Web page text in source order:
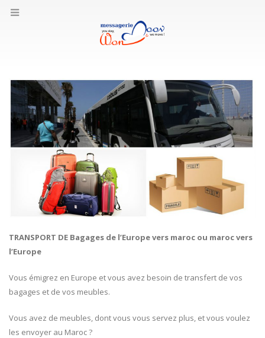
TRANSPORT DE Bagages de l’Europe vers maroc ou maroc vers
l’Europe
Vous émigrez en Europe et vous avez besoin de transfert de vos
bagages et de vos meubles.
Vous avez de meubles, dont vous vous servez plus, et vous voulez
les envoyer au Maroc ?